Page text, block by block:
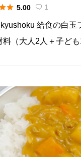
 5.00  1
給食の白玉
料（大人2人＋子ど
） （白玉団子） 白